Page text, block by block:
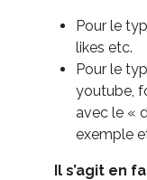
Pour le
likes etc.
Pour le
youtube,
avec le «
exemple
Il s’agit en